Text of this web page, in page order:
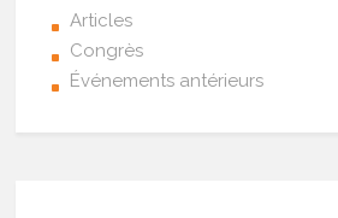
Articles
Congrès
Événements antérieurs